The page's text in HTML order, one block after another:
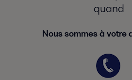
quand
Nous sommes à votre